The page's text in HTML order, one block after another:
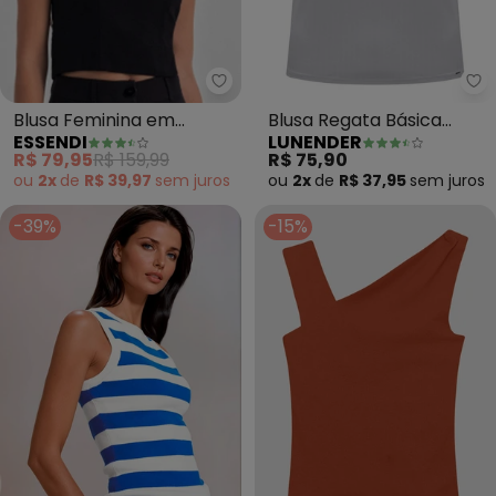
Essendi - Blusa Feminina em
Blusa Feminina em
Alfaiataria (Preto)
ESSENDI
R$ 79,95R$ 159,99
ou 2x de R$ 39,97 sem juros
Blusa Regata Básica
Muscle Tee Canelada
(Cinza)
LUNENDER
R$ 75,90
ou 2x de R$ 37,95 sem juros
-39% -15%